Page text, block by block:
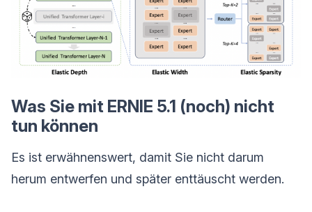
Was Sie mit ERNIE 5.1 (noch) nicht
tun können
Es ist erwähnenswert, damit Sie nicht darum
herum entwerfen und später enttäuscht werden.